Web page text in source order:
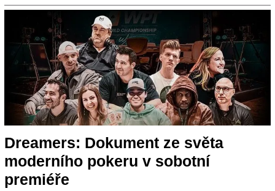
Dreamers: Dokument ze světa
moderního pokeru v sobotní
premiéře